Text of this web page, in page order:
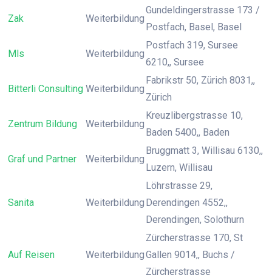
Zak Weiterbildung
Gundeldingerstrasse 173 /
Postfach, Basel, Basel
Mls Weiterbildung
Postfach 319, Sursee
6210,, Sursee
Bitterli Consulting Weiterbildung
Fabrikstr 50, Zürich 8031,,
Zürich
Zentrum Bildung Weiterbildung
Kreuzlibergstrasse 10,
Baden 5400,, Baden
Graf und Partner Weiterbildung
Bruggmatt 3, Willisau 6130,,
Luzern, Willisau
Sanita Weiterbildung
Löhrstrasse 29,
Derendingen 4552,,
Derendingen, Solothurn
Auf Reisen Weiterbildung
Zürcherstrasse 170, St
Gallen 9014,, Buchs /
Zürcherstrasse